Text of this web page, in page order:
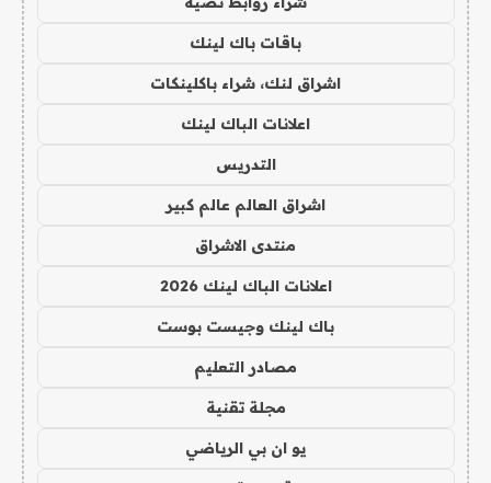
باقات باك لينك
اشراق لنك، شراء باكلينكات
اعلانات الباك لينك
التدريس
اشراق العالم عالم كبير
منتدى الاشراق
اعلانات الباك لينك 2026
باك لينك وجيست بوست
مصادر التعليم
مجلة تقنية
يو ان بي الرياضي